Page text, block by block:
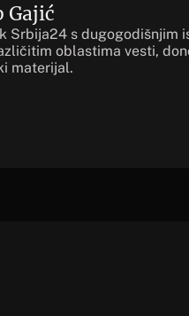
Gajić
Srbija24 s dugogodišnjim
oblastima vesti,
materijal.